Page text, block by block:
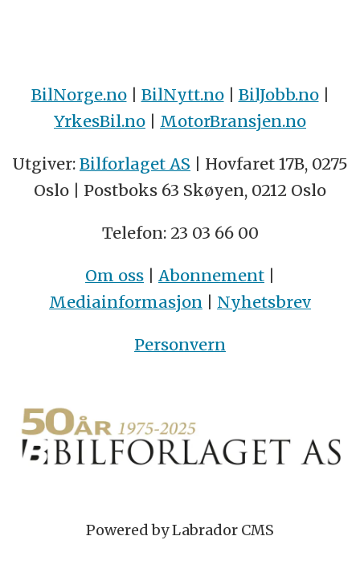
BilNorge.no| BilNytt.no| BilJobb.no|
YrkesBil.no
MotorBransjen.no
Utgiver: Bilforlaget AS | Hovfaret 17B, 0275
Oslo | Postboks 63 Skøyen, 0212 Oslo
Telefon: 23 03 66 00
Om oss | Abonnement |
Mediainformasjon | Nyhetsbrev
Personvern
Powered by Labrador CMS